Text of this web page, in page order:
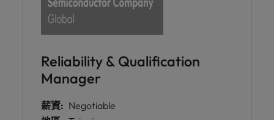
Reliability & Qualification
Manager
薪資: Negotiable